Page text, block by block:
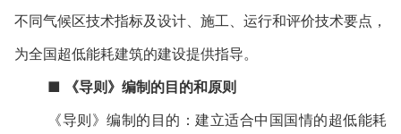
不同气候区技术指标及设计、施工、运行和评价技术要点，
为全国超低能耗建筑的建设提供指导。
■
《导则》编制的目的和原则
《导则》编制的目的：建立适合中国国情的超低能耗